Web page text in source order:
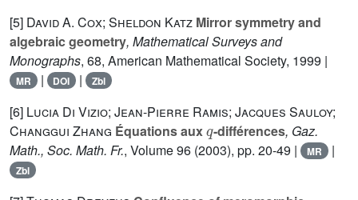
[5] David A. Cox; Sheldon Katz Mirror symmetry and
algebraic geometry, Mathematical Surveys and
Monographs, 68, American Mathematical Society, 1999 |
MR | DOI | Zbl
[6] Lucia Di Vizio; Jean-Pierre Ramis; Jacques Sauloy;
Changgui Zhang Équations aux
q
-différences, Gaz.
Math., Soc. Math. Fr., Volume 96 (2003), pp. 20-49 | MR |
Zbl